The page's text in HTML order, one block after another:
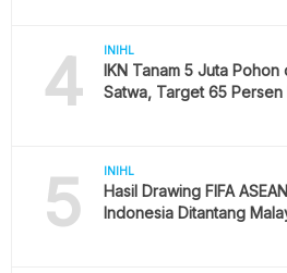
4 INIHL
IKN Tanam 5 Juta
Satwa, Target 65
5 INIHL
Hasil Drawing FIFA
Indonesia Ditantang